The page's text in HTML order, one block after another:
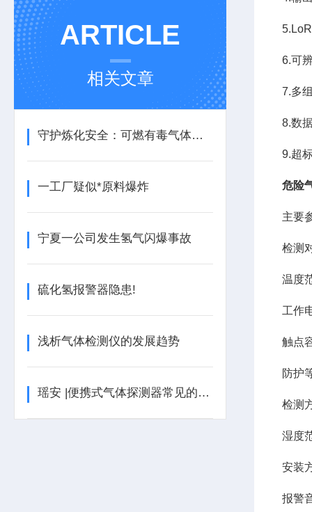
ARTICLE
相关文章
守护炼化安全：可燃有毒气体报警器如何筑牢生产防线？
一工厂疑似*原料爆炸
宁夏一公司发生氢气闪爆事故
硫化氢报警器隐患!
浅析气体检测仪的发展趋势
瑶安 |便携式气体探测器常见的故障应如何处理？
6.可
7.多
8.数
9.超
危险
主要
检测
温度
工作
触点
防护
检测
湿度
安装
报警